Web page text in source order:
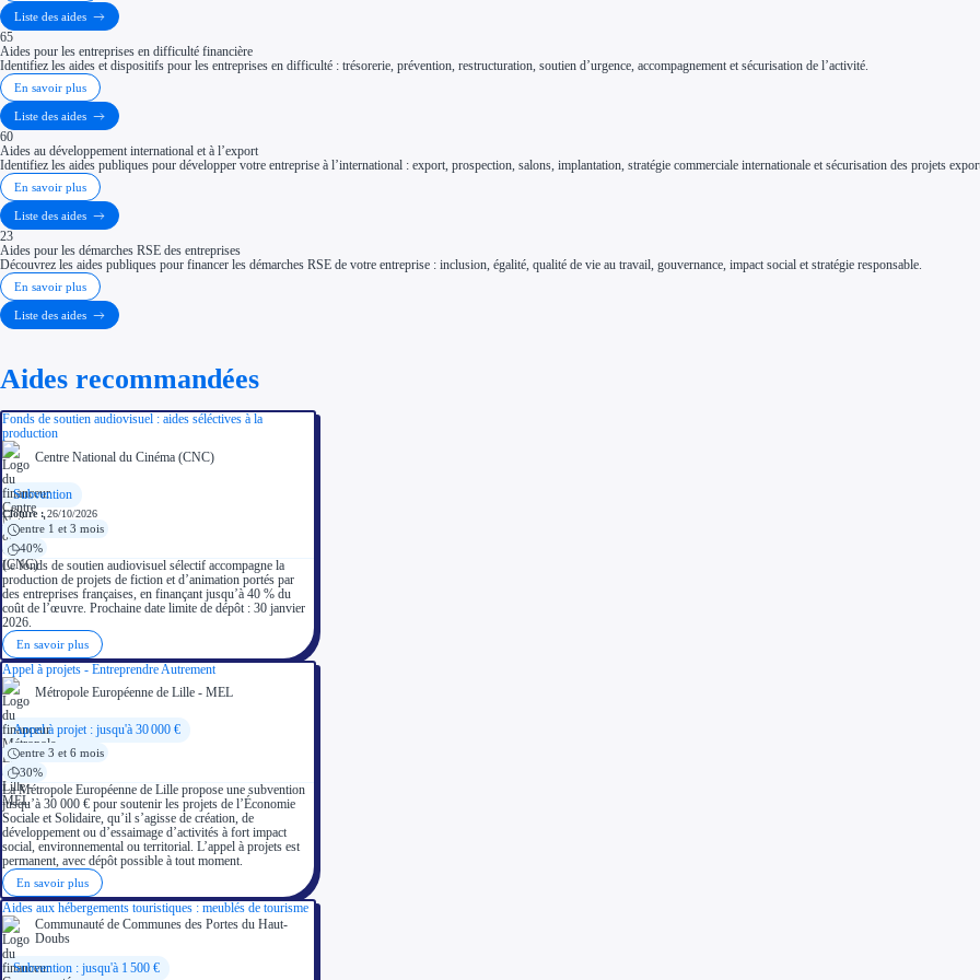
Liste des aides
65
Aides pour les entreprises en difficulté financière
Identifiez les aides et dispositifs pour les entreprises en difficulté : trésorerie, prévention, restructuration, soutien d’urgence, accompagnement et sécurisation de l’activité.
En savoir plus
Liste des aides
60
Aides au développement international et à l’export
Identifiez les aides publiques pour développer votre entreprise à l’international : export, prospection, salons, implantation, stratégie commerciale internationale et sécurisation des projets
En savoir plus
Liste des aides
23
Aides pour les démarches RSE des entreprises
Découvrez les aides publiques pour financer les démarches RSE de votre entreprise : inclusion, égalité, qualité de vie au travail, gouvernance, impact social et stratégie responsable.
En savoir plus
Liste des aides
Aides recommandées
Fonds de soutien audiovisuel : aides séléctives à la
production
Centre National du Cinéma (CNC)
Subvention
Clôture : 26/10/2026
entre 1 et 3 mois
40%
Le fonds de soutien audiovisuel sélectif accompagne la
production de projets de fiction et d’animation portés par
des entreprises françaises, en finançant jusqu’à 40 % du
coût de l’œuvre. Prochaine date limite de dépôt : 30 janvier
2026.
En savoir plus
Appel à projets - Entreprendre Autrement
Métropole Européenne de Lille - MEL
Appel à projet : jusqu'à 30 000 €
entre 3 et 6 mois
30%
La Métropole Européenne de Lille propose une subvention
jusqu’à 30 000 € pour soutenir les projets de l’Économie
Sociale et Solidaire, qu’il s’agisse de création, de
développement ou d’essaimage d’activités à fort impact
social, environnemental ou territorial. L’appel à projets est
permanent, avec dépôt possible à tout moment.
En savoir plus
Aides aux hébergements touristiques : meublés de tourisme
Communauté de Communes des Portes du Haut-
Doubs
Subvention : jusqu'à 1 500 €